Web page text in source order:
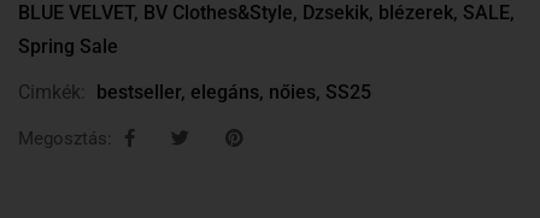
BLUE VELVET, BV Clothes&Style, Dzsekik, blézerek, SALE,
Spring Sale
Cimkék:
bestseller, elegáns, nőies, SS25
Megosztás: